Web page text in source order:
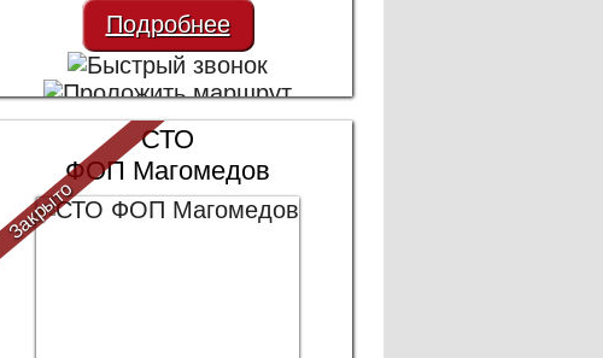
Подробнее
СТО
ФОП Магомедов
Закрыто